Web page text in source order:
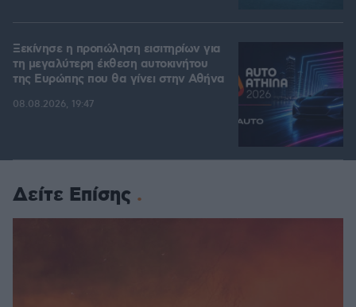
Ξεκίνησε η προπώληση εισιτηρίων για
τη μεγαλύτερη έκθεση αυτοκινήτου
της Ευρώπης που θα γίνει στην Αθήνα
08.08.2026, 19:47
Δείτε Επίσης